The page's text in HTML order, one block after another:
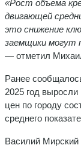
«Рост объема
двигающей
это снижение
заемщики могут
— отметил
Ранее
2025 год
цен по городу
среднего
Василий Мирский